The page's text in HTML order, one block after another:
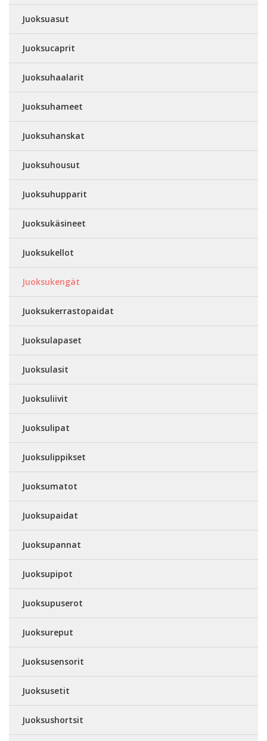
Juoksuasut
Juoksucaprit
Juoksuhaalarit
Juoksuhameet
Juoksuhanskat
Juoksuhousut
Juoksuhupparit
Juoksukäsineet
Juoksukellot
Juoksukengät
Juoksukerrastopaidat
Juoksulapaset
Juoksulasit
Juoksuliivit
Juoksulipat
Juoksulippikset
Juoksumatot
Juoksupaidat
Juoksupannat
Juoksupipot
Juoksupuserot
Juoksureput
Juoksusensorit
Juoksusetit
Juoksushortsit